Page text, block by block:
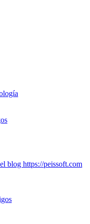
blog https://peissoft.com